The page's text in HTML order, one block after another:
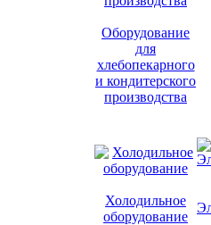
Оборудование
для
хлебопекарного
и кондитерского
производства
Холодильное
оборудование